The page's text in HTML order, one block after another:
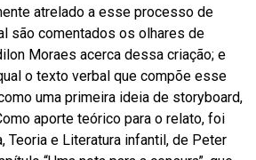
atrelado a esse processo de
são comentados os olhares de
Moraes acerca dessa criação; e
o texto verbal que compõe esse
uma primeira ideia de storyboard,
aporte teórico para o relato, foi
Teoria e Literatura infantil, de Peter